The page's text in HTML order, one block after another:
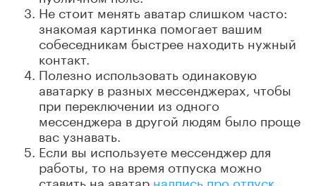
Не стоит менять аватар слишком часто:
знакомая картинка помогает вашим
собеседникам быстрее находить нужный
контакт.
Полезно использовать одинаковую
аватарку в разных мессенджерах, чтобы
при переключении из одного
мессенджера в другой людям было проще
вас узнавать.
Если вы используете мессенджер для
работы, то на время отпуска можно
ставить на аватар надпись про отпуск